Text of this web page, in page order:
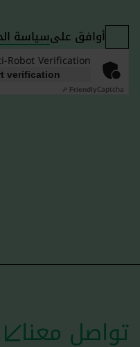
أوافق علىسياسة
Robot Verification
verification
FriendlyCaptcha ⇗
تواصل معنا